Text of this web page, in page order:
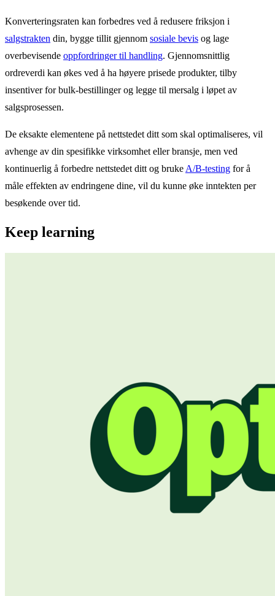
Konverteringsraten kan forbedres ved å redusere friksjon i
salgstrakten din, bygge tillit gjennom sosiale bevis og lage
overbevisende oppfordringer til handling. Gjennomsnittlig
ordreverdi kan økes ved å ha høyere prisede produkter, tilby
insentiver for bulk-bestillinger og legge til mersalg i løpet av
salgsprosessen.
De eksakte elementene på nettstedet ditt som skal optimaliseres, vil
avhenge av din spesifikke virksomhet eller bransje, men ved
kontinuerlig å forbedre nettstedet ditt og bruke A/B-testing for å
måle effekten av endringene dine, vil du kunne øke inntekten per
besøkende over tid.
Keep learning